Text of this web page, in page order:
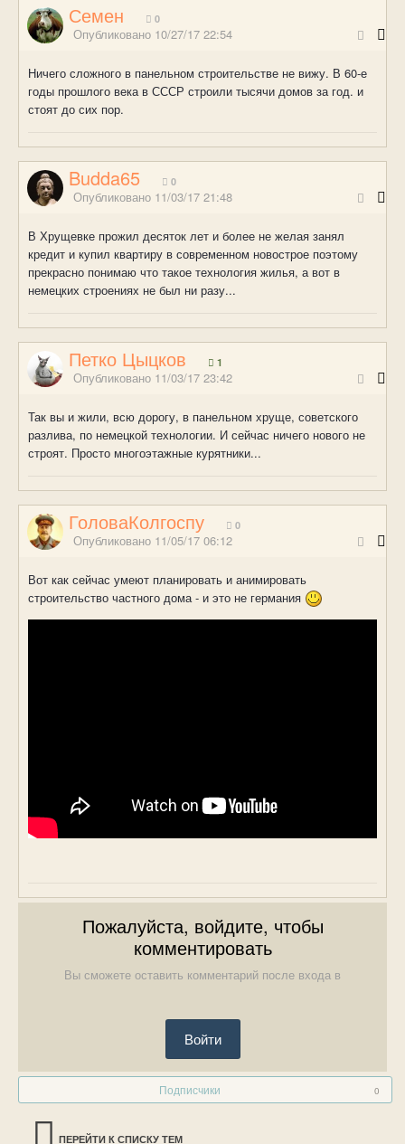
Семен 0
Опубликовано 10/27/17 22:54
Ничего сложного в панельном строительстве не вижу. В 60-е
годы прошлого века в СССР строили тысячи домов за год. и
стоят до сих пор.
Budda65 0
Опубликовано 11/03/17 21:48
В Хрущевке прожил десяток лет и более не желая занял
кредит и купил квартиру в современном новострое поэтому
прекрасно понимаю что такое технология жилья, а вот в
немецких строениях не был ни разу...
Петко Цыцков 1
Опубликовано 11/03/17 23:42
Так вы и жили, всю дорогу, в панельном хруще, советского
разлива, по немецкой технологии. И сейчас ничего нового не
строят. Просто многоэтажные курятники...
ГоловаКолгоспу 0
Опубликовано 11/05/17 06:12
Вот как сейчас умеют планировать и анимировать
строительство частного дома - и это не германия
Пожалуйста, войдите, чтобы
комментировать
Вы сможете оставить комментарий после входа в
Войти
Подписчики 0
ПЕРЕЙТИ К СПИСКУ ТЕМ